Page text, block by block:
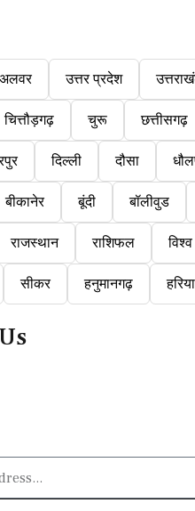
अलवर उत्तर प्रदेश
चित्तौड़गढ़ चुरू छत्तीसगढ़
दिल्ली दौसा
बीकानेर बूंदी बॉलीवुड
राजस्थान राशिफल
सीकर हनुमानगढ़